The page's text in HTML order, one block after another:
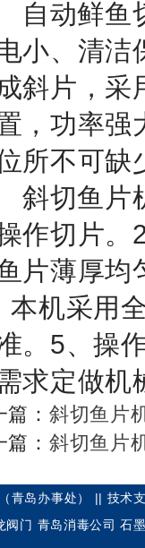
动鲜鱼切
小、清洁
斜片，采
，功率强
所不可缺
切鱼片机
作切片。
片薄厚均
本机采用
。5、操
求定做机
： 斜切鱼片
： 斜切鱼片
青岛办事处） || 技术
阀门 青岛消毒公司 石